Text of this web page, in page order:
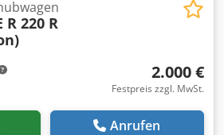
R 220 R
2.000 €
Festpreis zzgl. MwSt.
Anrufen